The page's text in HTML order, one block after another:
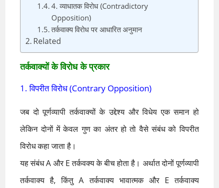
4. व्याधातक विरोध (Contradictory
Opposition)
तर्कवाक्य विरोध पर आधारित अनुमान
Related
तर्कवाक्यों के विरोध के प्रकार
1. विपरीत विरोध (Contrary Opposition)
जब दो पूर्णव्यापी तर्कवाक्यों के उद्देश्य और विधेय एक समान हो
लेकिन दोनों में केवल गुण का अंतर हो तो वैसे संबंध को विपरीत
विरोध कहा जाता है।
यह संबंध A और E तर्कवक्य के बीच होता है। अर्थात दोनों पूर्णव्यापी
तर्कवाक्य है, किंतु A तर्कवाक्य भावात्मक और E तर्कवाक्य